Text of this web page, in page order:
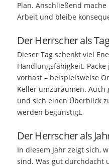
Plan. Anschließend
Arbeit und bleibe
Der Herrscher als
Dieser Tag schenkt viel
Handlungsfähigkeit.
vorhast – beispielsweise
Keller umzuräumen. Auch
und sich einen Überblick
werden begünstigt.
Der Herrscher als
In diesem Jahr zeigt sich,
sind. Was gut durchdacht